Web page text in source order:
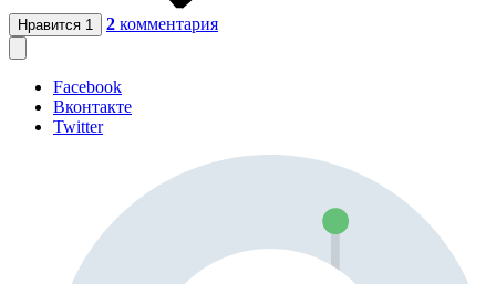
Нравится 1 2 комментария
Facebook
Вконтакте
Twitter